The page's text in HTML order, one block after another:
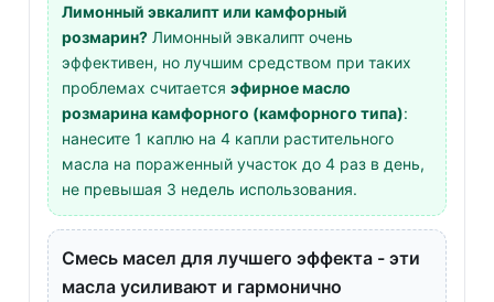
Лимонный эвкалипт или камфорный
розмарин? Лимонный эвкалипт очень
эффективен, но лучшим средством при таких
проблемах считается эфирное масло
розмарина камфорного (камфорного типа):
нанесите 1 каплю на 4 капли растительного
масла на пораженный участок до 4 раз в день,
не превышая 3 недель использования.
Смесь масел для лучшего эффекта - эти
масла усиливают и гармонично